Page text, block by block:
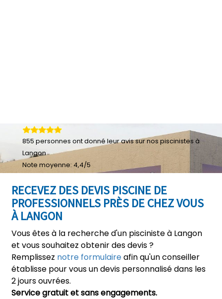
RECEVEZ DES DEVIS PISCINE DE
PROFESSIONNELS PRÈS DE CHEZ VOUS
À LANGON
Vous êtes à la recherche d'un pisciniste à Langon
et vous souhaitez obtenir des devis ?
Remplissez notre formulaireafin qu'un conseiller
établisse pour vous un devis personnalisé dans les
2 jours ouvrées.
Service gratuit et sans engagements.
855 personnes ont donné leuravis sur nos piscinistes à
Langon
Note moyenne: 4,4/5